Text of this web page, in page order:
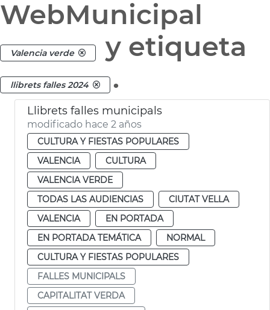
WebMunicipal
Valencia verde y etiqueta
llibrets falles 2024 .
Llibrets falles municipals
modificado hace 2 años
CULTURA Y FIESTAS POPULARES
VALENCIA
CULTURA
VALENCIA VERDE
TODAS LAS AUDIENCIAS
CIUTAT VELLA
VALENCIA
EN PORTADA
EN PORTADA TEMÁTICA
NORMAL
CULTURA Y FIESTAS POPULARES
FALLES MUNICIPALS
CAPITALITAT VERDA